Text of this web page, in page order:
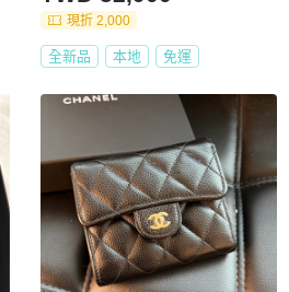
現折 2,000
全新品 本地 免運